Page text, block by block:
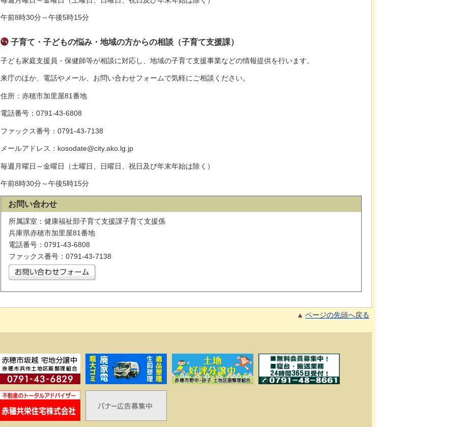
午前8時30分～午後5時15分
子育て・子どもの悩み・地域の方からの相談（子育て支援課）
子ども家庭支援員・保健師等が相談に対応し、地域の子育て支援事業などの情報提供を行います。
来庁のほか、電話やメール、お問い合わせフォームで気軽にご相談ください。
住所：赤穂市加里屋81番地
電話番号：0791-43-6808
ファックス番号：0791-43-7138
メールアドレス：kosodate@city.ako.lg.jp
毎週月曜日～金曜日（土曜日、日曜日、祝日及び年末年始は除く）
午前8時30分～午後5時15分
お問い合わせ
所属課室：健康福祉部子育て支援課子育て支援係
兵庫県赤穂市加里屋81番地
電話番号：0791-43-6808
ファックス番号：0791-43-7138
ページの先頭へ戻る